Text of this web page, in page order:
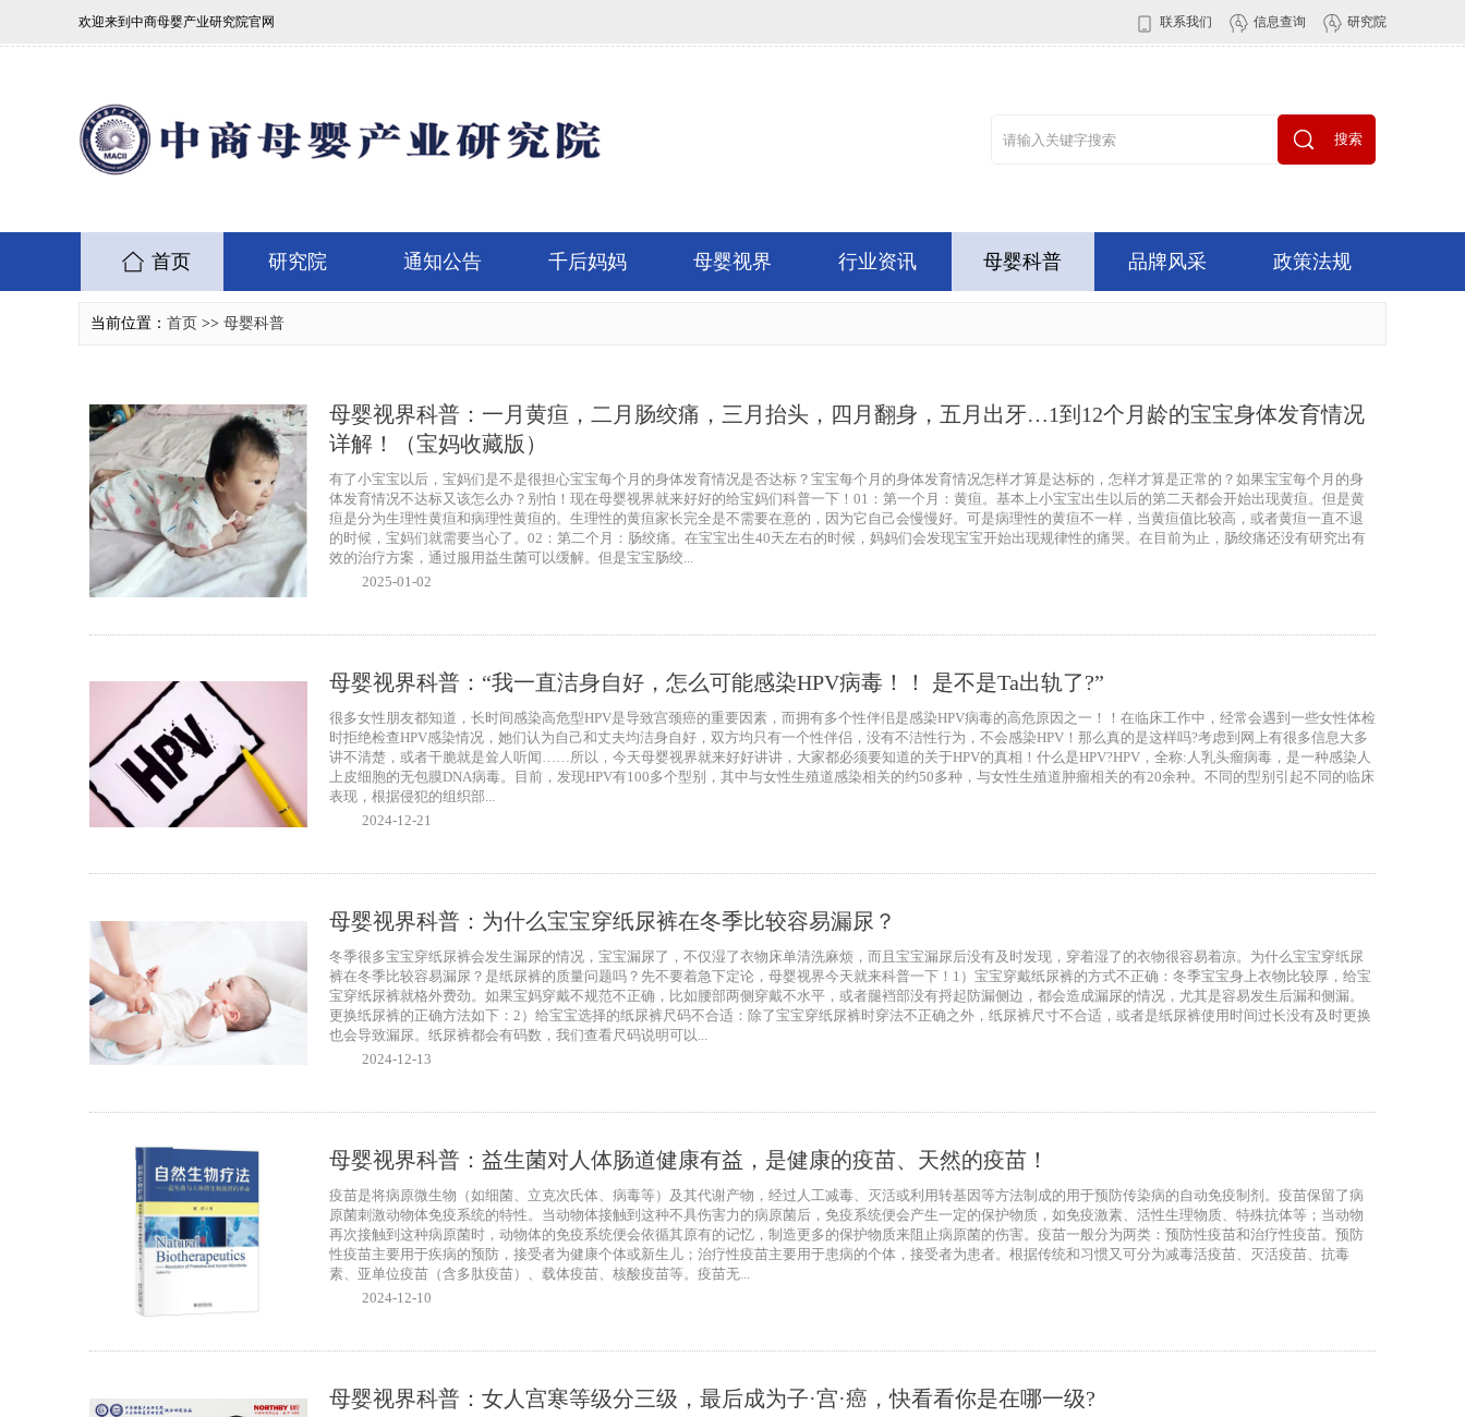
欢迎来到中商母婴产业研究院官网 联系我们 信息查询 研究院
搜索
首页 研究院 通知公告 千后妈妈 母婴视界 行业资讯 母婴科普 品牌风采 政策法规
当前位置： 首页 >> 母婴科普
母婴视界科普：一月黄疸，二月肠绞痛，三月抬头，四月翻身，五月出牙…1到12个月龄的宝宝身体发育情况
详解！（宝妈收藏版）
有了小宝宝以后，宝妈们是不是很担心宝宝每个月的身体发育情况是否达标？宝宝每个月的身体发育情况怎样才算是达标的，怎样才算是正常的？如果宝宝每个月的身
体发育情况不达标又该怎么办？别怕！现在母婴视界就来好好的给宝妈们科普一下！01：第一个月：黄疸。基本上小宝宝出生以后的第二天都会开始出现黄疸。但是黄
疸是分为生理性黄疸和病理性黄疸的。生理性的黄疸家长完全是不需要在意的，因为它自己会慢慢好。可是病理性的黄疸不一样，当黄疸值比较高，或者黄疸一直不退
的时候，宝妈们就需要当心了。02：第二个月：肠绞痛。在宝宝出生40天左右的时候，妈妈们会发现宝宝开始出现规律性的痛哭。在目前为止，肠绞痛还没有研究出有
效的治疗方案，通过服用益生菌可以缓解。但是宝宝肠绞...
2025-01-02
母婴视界科普：“我一直洁身自好，怎么可能感染HPV病毒！！ 是不是Ta出轨了?”
很多女性朋友都知道，长时间感染高危型HPV是导致宫颈癌的重要因素，而拥有多个性伴佀是感染HPV病毒的高危原因之一！！在临床工作中，经常会遇到一些女性体检
时拒绝检查HPV感染情况，她们认为自己和丈夫均洁身自好，双方均只有一个性伴侣，没有不洁性行为，不会感染HPV！那么真的是这样吗?考虑到网上有很多信息大多
讲不清楚，或者干脆就是耸人听闻……所以，今天母婴视界就来好好讲讲，大家都必须要知道的关于HPV的真相！什么是HPV?HPV，全称:人乳头瘤病毒，是一种感染人
上皮细胞的无包膜DNA病毒。目前，发现HPV有100多个型别，其中与女性生殖道感染相关的约50多种，与女性生殖道肿瘤相关的有20余种。不同的型别引起不同的临床
表现，根据侵犯的组织部...
2024-12-21
母婴视界科普：为什么宝宝穿纸尿裤在冬季比较容易漏尿？
冬季很多宝宝穿纸尿裤会发生漏尿的情况，宝宝漏尿了，不仅湿了衣物床单清洗麻烦，而且宝宝漏尿后没有及时发现，穿着湿了的衣物很容易着凉。为什么宝宝穿纸尿
裤在冬季比较容易漏尿？是纸尿裤的质量问题吗？先不要着急下定论，母婴视界今天就来科普一下！1）宝宝穿戴纸尿裤的方式不正确：冬季宝宝身上衣物比较厚，给宝
宝穿纸尿裤就格外费劲。如果宝妈穿戴不规范不正确，比如腰部两侧穿戴不水平，或者腿裆部没有捋起防漏侧边，都会造成漏尿的情况，尤其是容易发生后漏和侧漏。
更换纸尿裤的正确方法如下：2）给宝宝选择的纸尿裤尺码不合适：除了宝宝穿纸尿裤时穿法不正确之外，纸尿裤尺寸不合适，或者是纸尿裤使用时间过长没有及时更换
也会导致漏尿。纸尿裤都会有码数，我们查看尺码说明可以...
2024-12-13
母婴视界科普：益生菌对人体肠道健康有益，是健康的疫苗、天然的疫苗！
疫苗是将病原微生物（如细菌、立克次氏体、病毒等）及其代谢产物，经过人工减毒、灭活或利用转基因等方法制成的用于预防传染病的自动免疫制剂。疫苗保留了病
原菌刺激动物体免疫系统的特性。当动物体接触到这种不具伤害力的病原菌后，免疫系统便会产生一定的保护物质，如免疫激素、活性生理物质、特殊抗体等；当动物
再次接触到这种病原菌时，动物体的免疫系统便会依循其原有的记忆，制造更多的保护物质来阻止病原菌的伤害。疫苗一般分为两类：预防性疫苗和治疗性疫苗。预防
性疫苗主要用于疾病的预防，接受者为健康个体或新生儿；治疗性疫苗主要用于患病的个体，接受者为患者。根据传统和习惯又可分为减毒活疫苗、灭活疫苗、抗毒
素、亚单位疫苗（含多肽疫苗）、载体疫苗、核酸疫苗等。疫苗无...
2024-12-10
母婴视界科普：女人宫寒等级分三级，最后成为子·宫·癌，快看看你是在哪一级?